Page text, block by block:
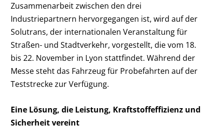
Zusammenarbeit zwischen den drei
Industriepartnern hervorgegangen ist, wird auf der
Solutrans, der internationalen Veranstaltung für
Straßen- und Stadtverkehr, vorgestellt, die vom 18.
bis 22. November in Lyon stattfindet. Während der
Messe steht das Fahrzeug für Probefahrten auf der
Teststrecke zur Verfügung.
Eine Lösung, die Leistung, Kraftstoffeffizienz und
Sicherheit vereint